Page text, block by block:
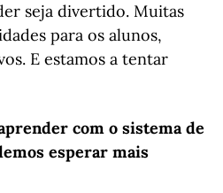
seja divertido. Muitas
para os alunos,
E estamos a tentar
com o sistema de
esperar mais